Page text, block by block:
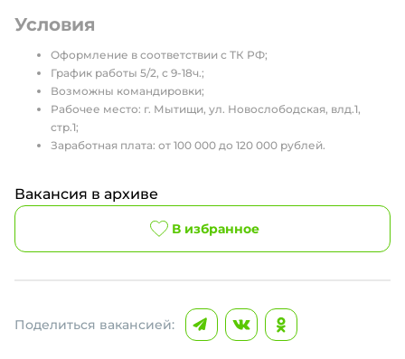
Условия
Оформление в соответствии с ТК РФ;
График работы 5/2, с 9-18ч.;
Возможны командировки;
Рабочее место: г. Мытищи, ул. Новослободская, влд.1,
стр.1;
Заработная плата: от 100 000 до 120 000 рублей.
Вакансия в архиве
В избранное
Поделиться вакансией: